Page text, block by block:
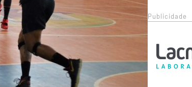
Publicidade